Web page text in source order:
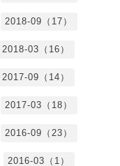
2018-09（17）
2018-03（16）
2017-09（14）
2017-03（18）
2016-09（23）
2016-03（1）